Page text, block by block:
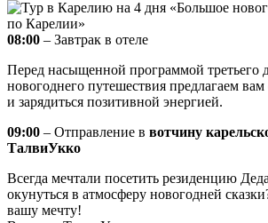
08:00 – Завтрак в отеле
Перед насыщенной программой третьего
новогоднего путешествия предлагаем вам
и зарядиться позитивной энергией.
09:00 – Отправление в вотчину
ТалвиУкко
Всегда мечтали посетить резиденцию
окунуться в атмосферу новогодней
вашу мечту!